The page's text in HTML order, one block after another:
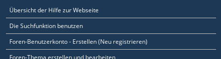
Übersicht der Hilfe zur Webseite
Die Suchfunktion benutzen
Foren-Benutzerkonto - Erstellen (Neu registrieren)
Foren-Thema erstellen und bearbeiten